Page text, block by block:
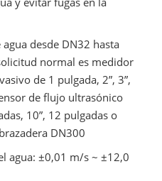
desde DN32 hasta
normal es medidor
de 1 pulgada, 2”, 3”,
de flujo ultrasónico
10”, 12 pulgadas o
DN300
agua: ±0,01 m/s ~ ±12,0